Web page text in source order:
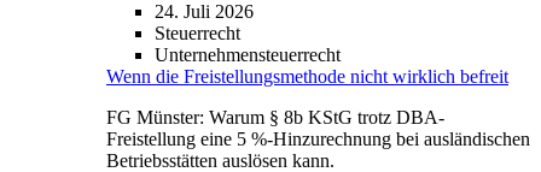
24. Juli 2026
Steuerrecht
Unternehmensteuerrecht
Wenn die Freistellungsmethode nicht wirklich befreit
FG Münster: Warum § 8b KStG trotz DBA-
Freistellung eine 5 %-Hinzurechnung bei ausländischen
Betriebsstätten auslösen kann.